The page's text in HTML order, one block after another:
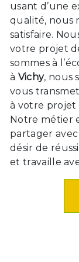
usant d’une
qualité, nous
satisfaire.
votre projet
sommes à
à Vichy, nous
vous
à votre projet
Notre métier
partager
désir de
et travaille